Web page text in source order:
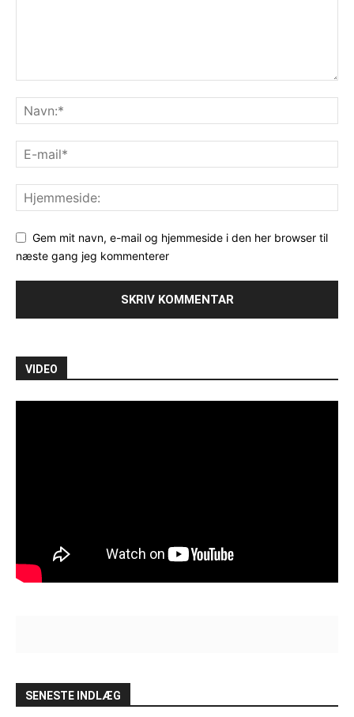
Gem mit navn, e-mail og hjemmeside i den her browser til
næste gang jeg kommenterer
VIDEO
SENESTE INDLÆG